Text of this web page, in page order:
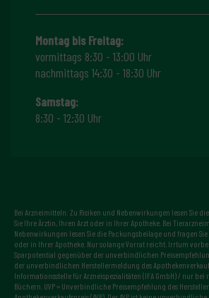
Montag bis Freitag:
vormittags 8:30 - 13:00 Uhr
nachmittags 14:30 - 18:30 Uhr
Samstag:
8:30 - 12:30 Uhr
Bei Arzneimitteln: Zu Risiken und Nebenwirkungen lesen Sie
Sie Ihre Ärztin, Ihren Arzt oder in Ihrer Apotheke. Bei
Nebenwirkungen lesen Sie die Packungsbeilage und fragen
oder in Ihrer Apotheke. Nur solange Vorrat reicht. Irrtum
Sparpotential gegenüber der unverbindlichen
der unverbindlichen Herstellermeldung des
Informationsstelle für Arzneispezialitäten (IFA GmbH) / nur
Büchern. UVP = Unverbindliche Preisempfehlung des Herstellers